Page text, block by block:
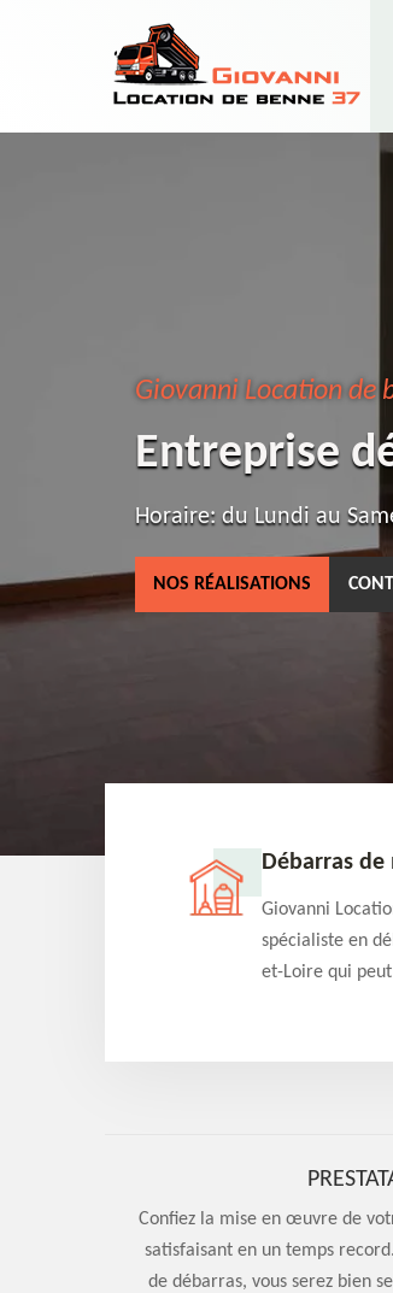
Giovanni Location de
Entreprise
Horaire: du Lundi au
NOS RÉALISATIONS
37 Débarras de
Giovanni
spécialiste en
et-Loire qui
et efficace
Confiez la mise en œuvre de
satisfaisant en un temps
de débarras, vous serez bien